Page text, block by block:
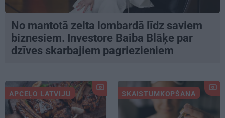
No mantotā zelta lombardā līdz saviem
biznesiem. Investore Baiba Blāķe par
dzīves skarbajiem pagriezieniem
APCEĻO LATVIJU SKAISTUMKOPŠANA